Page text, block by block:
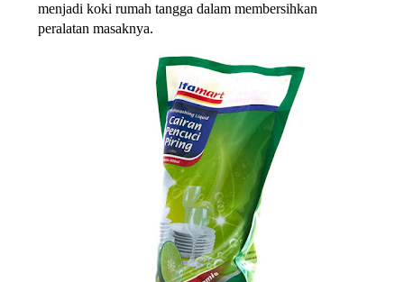
menjadi koki rumah tangga dalam membersihkan
peralatan masaknya.